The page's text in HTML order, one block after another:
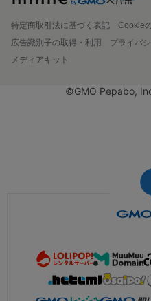
特定商取引法に基づく表記
Cookie
広告識別子の取得・利用
プライバ
メディアキット
©GMO Pepabo,